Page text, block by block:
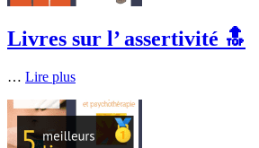
Livres sur l’ assertivité 🔝
… Lire plus